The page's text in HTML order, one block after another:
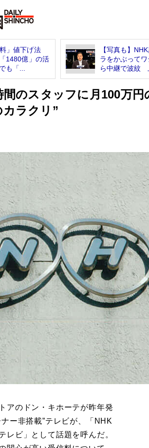
」値下げ法
1480億」の活
も「...
【写真も】
ラをかぶって
ら中継で波紋
間のスタッフに月100万
ラクリ”
アのドン・キホーテが昨年発
ー非搭載”テレビが、「NHK
レビ」として話題を呼んだ。